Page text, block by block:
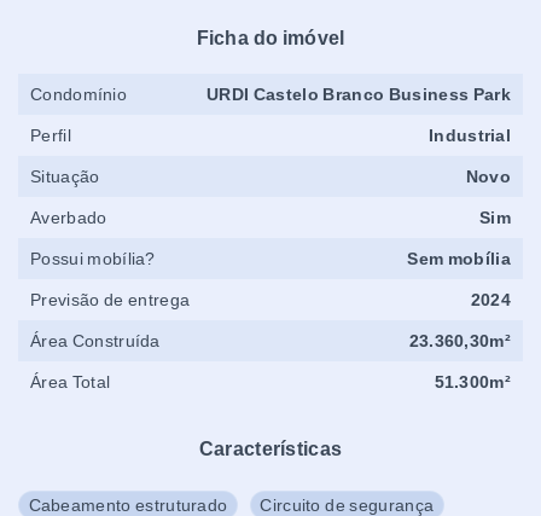
Características
Cabeamento estruturado Circuito de segurança
Ficha do imóvel
Condomínio URDI Castelo Branco Business Park
Perfil Industrial
Situação Novo
Averbado Sim
Possui mobília? Sem mobília
Previsão de entrega 2024
Área Construída 23.360,30m²
Área Total 51.300m²